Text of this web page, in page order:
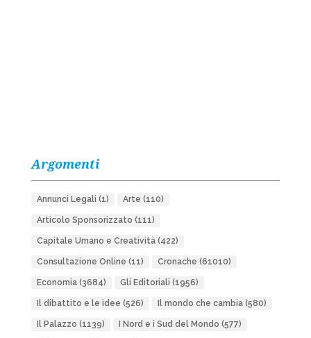
Argomenti
Annunci Legali (1) Arte (110)
Articolo Sponsorizzato (111)
Capitale Umano e Creatività(422)
Consultazione Online (11) Cronache (61010)
Economia(3684) Gli Editoriali (1956)
Il dibattito e le idee (526) Il mondo che cambia(580)
Il Palazzo (1139) I Nord e i Sud del Mondo (577)